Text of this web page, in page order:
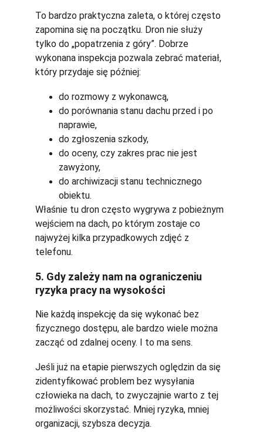
To bardzo praktyczna zaleta, o której często
zapomina się na początku. Dron nie służy
tylko do „popatrzenia z góry”. Dobrze
wykonana inspekcja pozwala zebrać materiał,
który przydaje się później:
do rozmowy z wykonawcą,
do porównania stanu dachu przed i po
naprawie,
do zgłoszenia szkody,
do oceny, czy zakres prac nie jest
zawyżony,
do archiwizacji stanu technicznego
obiektu.
Właśnie tu dron często wygrywa z pobieżnym
wejściem na dach, po którym zostaje co
najwyżej kilka przypadkowych zdjęć z
telefonu.
5. Gdy zależy nam na ograniczeniu
ryzyka pracy na wysokości
Nie każdą inspekcję da się wykonać bez
fizycznego dostępu, ale bardzo wiele można
zacząć od zdalnej oceny. I to ma sens.
Jeśli już na etapie pierwszych oględzin da się
zidentyfikować problem bez wysyłania
człowieka na dach, to zwyczajnie warto z tej
możliwości skorzystać. Mniej ryzyka, mniej
organizacji, szybsza decyzja.